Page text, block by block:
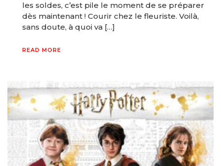
les soldes, c’est pile le moment de se préparer
dès maintenant ! Courir chez le fleuriste. Voilà,
sans doute, à quoi va […]
READ MORE